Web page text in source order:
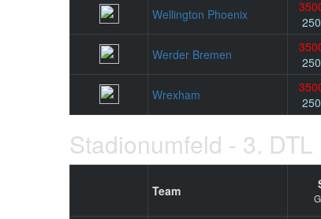
Wellington Phoenix
Werder Bremen
Wrexham
Stadionumfeld - 3. DTL
Team